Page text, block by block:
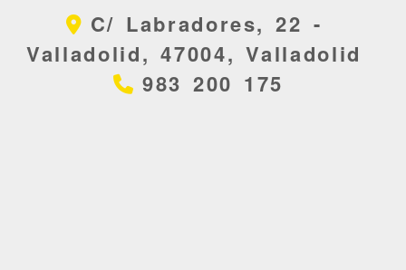
C/ Labradores, 22 -
Valladolid,47004,Valladolid
983 200 175